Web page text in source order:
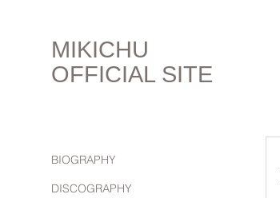
BIOGRAPHY
DISCOGRAPHY
MIKICHU
OFFICIAL SITE